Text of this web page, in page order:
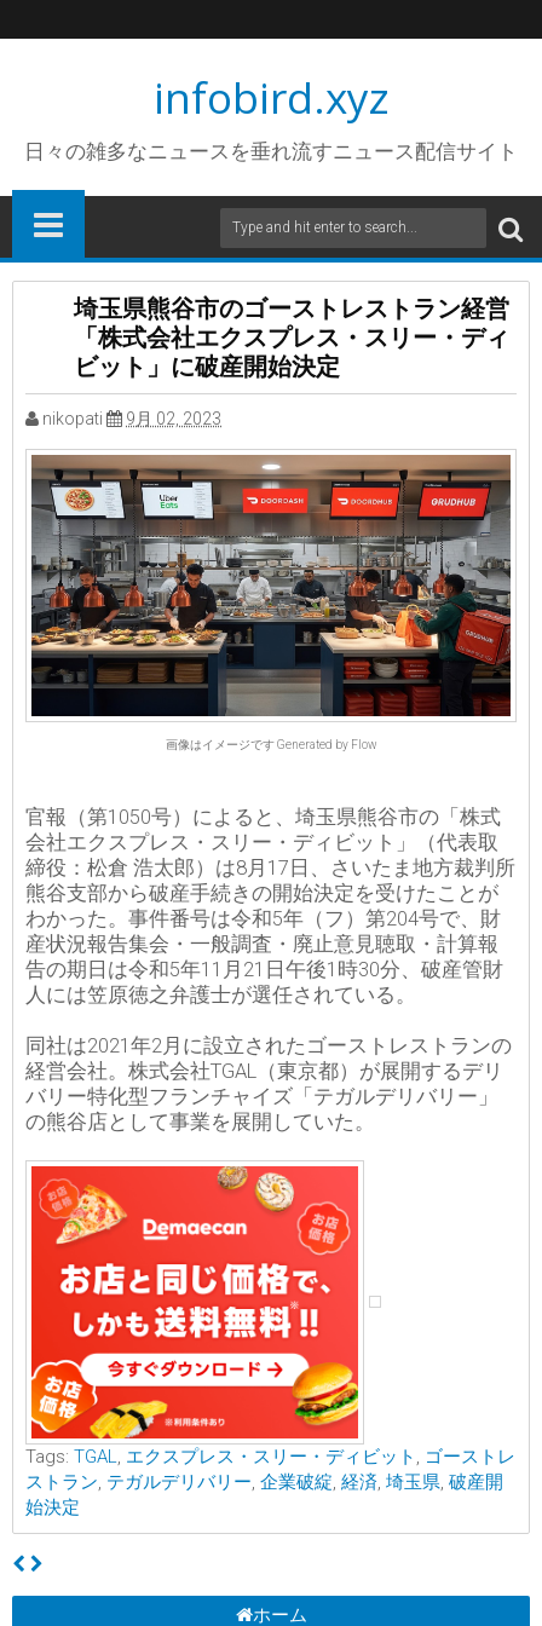
infobird.xyz
日々の雑多なニュースを垂れ流すニュース配信サイト
埼玉県熊谷市のゴーストレストラン経営
「株式会社エクスプレス・スリー・ディ
ビット」に破産開始決定
nikopati 9月 02, 2023
画像はイメージです Generated by Flow
官報（第1050号）によると、埼玉県熊谷市の「株式
会社エクスプレス・スリー・ディビット」（代表取
締役：松倉 浩太郎）は8月17日、さいたま地方裁判所
熊谷支部から破産手続きの開始決定を受けたことが
わかった。事件番号は令和5年（フ）第204号で、財
産状況報告集会・一般調査・廃止意見聴取・計算報
告の期日は令和5年11月21日午後1時30分、破産管財
人には笠原徳之弁護士が選任されている。
同社は2021年2月に設立されたゴーストレストランの
経営会社。株式会社TGAL（東京都）が展開するデリ
バリー特化型フランチャイズ「テガルデリバリー」
の熊谷店として事業を展開していた。
Tags: TGAL, エクスプレス・スリー・ディビット , ゴーストレ
ストラン, テガルデリバリー, 企業破綻, 経済, 埼玉県, 破産開
始決定
ホーム